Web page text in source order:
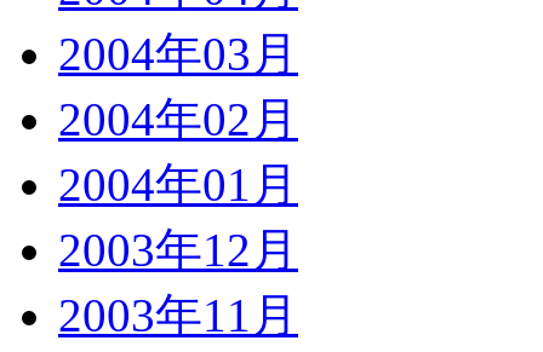
2004年03月
2004年02月
2004年01月
2003年12月
2003年11月